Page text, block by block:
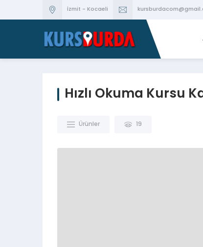
İzmit - Kocaeli
Hızlı Okuma Kursu
Ürünler 19